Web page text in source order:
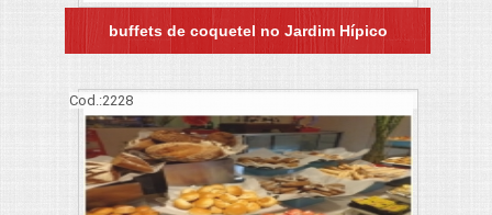
buffets de coquetel no Jardim Hípico
Cod.:2228